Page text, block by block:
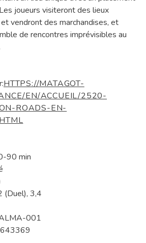
joueurs visiteront des lieux
vendront des marchandises, et
de rencontres imprévisibles au
HTTPS://MATAGOT-
EN/ACCUEIL/2520-
ROADS-EN-
90 min
(Duel), 3,4
001